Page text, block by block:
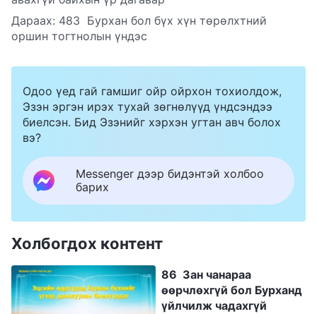
Дараах: 483 Бурхан бол бүх хүн төрөлхтний
оршин тогтнолын үндэс
Одоо үед гай гамшиг ойр ойрхон тохиолдож,
Эзэн эргэн ирэх тухай зөгнөлүүд үндсэндээ
биелсэн. Бид Эзэнийг хэрхэн угтан авч болох
вэ?
Messenger дээр бидэнтэй холбоо
барих
Холбогдох контент
86 Зан чанараа
өөрчлөхгүй бол Бурханд
үйлчилж чадахгүй